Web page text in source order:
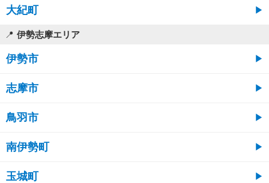
大紀町
伊勢志摩エリア
伊勢市
志摩市
鳥羽市
南伊勢町
玉城町